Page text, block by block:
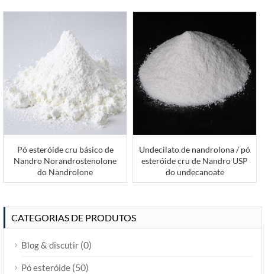
Pó esteróide cru básico de
Nandro Norandrostenolone
do Nandrolone
Undecilato de nandrolona / pó
esteróide cru de Nandro USP
do undecanoate
CATEGORIAS DE PRODUTOS
Blog & discutir (0)
Pó esteróide (50)